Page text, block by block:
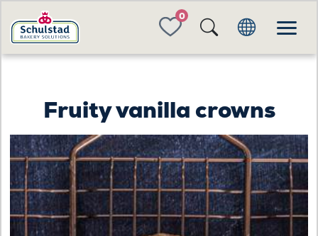
FAVORITES
Fruity vanilla crowns